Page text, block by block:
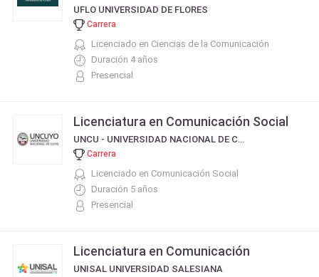
UFLO UNIVERSIDAD DE FLORES
Carrera
Licenciado en Ciencias de la Comunicación
Duración 4 años
Presencial
Licenciatura en Comunicación Social
UNCU - UNIVERSIDAD NACIONAL DE CUYO
Carrera
Licenciado en Comunicación Social
Duración 5 años
Presencial
Licenciatura en Comunicación
UNISAL UNIVERSIDAD SALESIANA